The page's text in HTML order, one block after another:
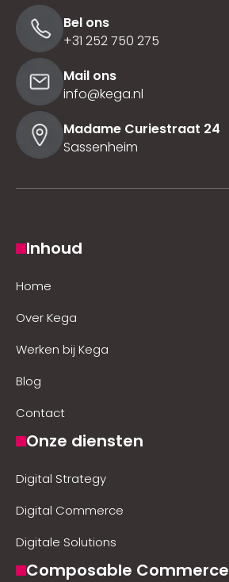
Bel ons
+31 252 750 275
Mail ons
info@kega.nl
Madame Curiestraat 24
Sassenheim
Inhoud
Home
Over Kega
Werken bij Kega
Blog
Contact
Onze diensten
Digital Strategy
Digital Commerce
Digitale Solutions
Composable Commerce